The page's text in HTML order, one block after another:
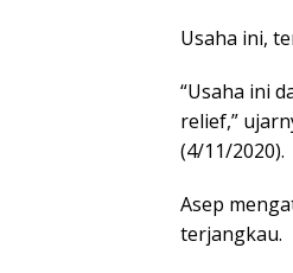
Usaha ini,
“Usaha ini
relief,”
(4/11/2020).
Asep
terjangkau.